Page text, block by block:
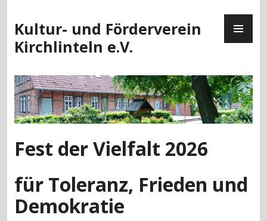
Inhalt
springen
Kultur- und Förderverein
Kirchlinteln e.V.
Fest der Vielfalt 2026
für Toleranz, Frieden und
Demokratie